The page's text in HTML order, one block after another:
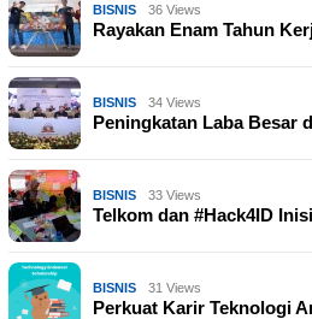
BISNIS 36 Views
Rayakan Enam Tahun
BISNIS 34 Views
Peningkatan Laba Besar
BISNIS 33 Views
Telkom dan #Hack4ID
BISNIS 31 Views
Perkuat Karir Teknologi